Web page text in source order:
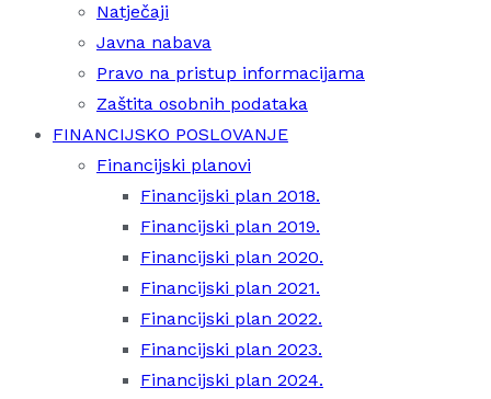
Natječaji
Javna nabava
Pravo na pristup informacijama
Zaštita osobnih podataka
FINANCIJSKO POSLOVANJE
Financijski planovi
Financijski plan 2018.
Financijski plan 2019.
Financijski plan 2020.
Financijski plan 2021.
Financijski plan 2022.
Financijski plan 2023.
Financijski plan 2024.